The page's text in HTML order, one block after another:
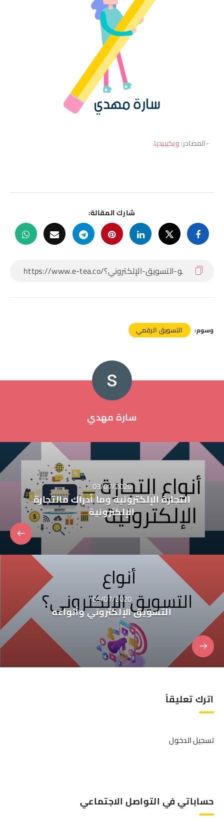
-المصادر:ويكيبيديا.
شارك المقالة:
وسوم: التسويق الرقمي
سارة مهدي
03/07/2020
التجارة الإلكترونية وما أدراك مالتجارة
الإلكترونية
05/07/2020
التسويق الإلكتروني وأنواعه
اترك تعليقاً
تسجيل الدخول
حساباتي في التواصل الاجتماعي